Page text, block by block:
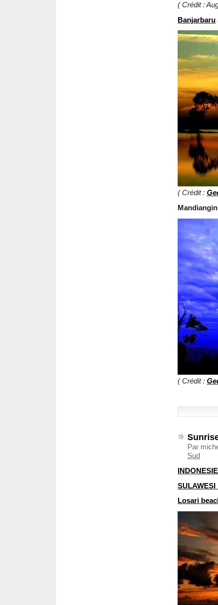
( Crédit :
Banjarbaru
( Crédit :
( Crédit :
Par
Sud
INDONESIE
SULAWESI
Losari